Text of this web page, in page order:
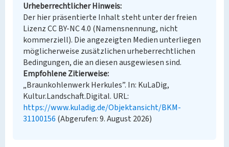
Urheberrechtlicher Hinweis
Der hier präsentierte Inhalt steht unter der freien
Lizenz CC BY-NC 4.0 (Namensnennung, nicht
kommerziell). Die angezeigten Medien unterliegen
möglicherweise zusätzlichen urheberrechtlichen
Bedingungen, die an diesen ausgewiesen sind.
Empfohlene Zitierweise
„Braunkohlenwerk Herkules”. In: KuLaDig,
Kultur.Landschaft.Digital. URL:
https://www.kuladig.de/Objektansicht/BKM-
31100156 (Abgerufen: 9. August 2026)